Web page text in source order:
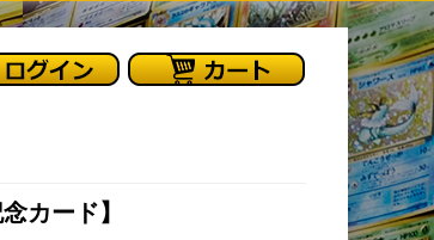
カード】